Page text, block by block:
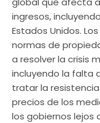
ingresos,
Estados Unidos.
normas de
a resolver la crisis
incluyendo la falta
tratar la
precios de los
los gobiernos lejos